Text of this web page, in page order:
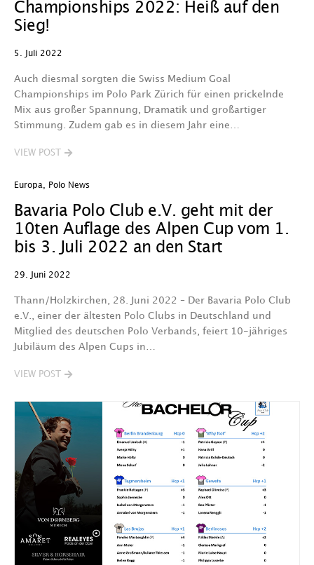
Championships 2022: Heiß auf den
Sieg!
5. Juli 2022
Auch diesmal sorgten die Swiss Medium Goal
Championships im Polo Park Zürich für einen prickelnde
Mix aus großer Spannung, Dramatik und großartiger
Stimmung. Zudem gab es in diesem Jahr eine…
VIEW POST
Europa Polo News
Bavaria Polo Club e.V. geht mit der
10ten Auflage des Alpen Cup vom 1.
bis 3. Juli 2022 an den Start
29. Juni 2022
Thann/Holzkirchen, 28. Juni 2022 – Der Bavaria Polo Club
e.V., einer der ältesten Polo Clubs in Deutschland und
Mitglied des deutschen Polo Verbands, feiert 10-jähriges
Jubiläum des Alpen Cups in…
VIEW POST